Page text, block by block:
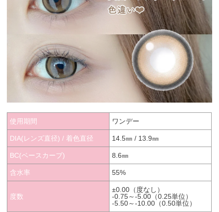
使用期間 ワンデー
DIA(レンズ直径) / 着色直径 14.5㎜ / 13.9㎜
BC(ベースカーブ) 8.6㎜
含水率 55%
度数
±0.00（度なし）
-0.75～-5.00（0.25単位）
-5.50～-10.00（0.50単位）